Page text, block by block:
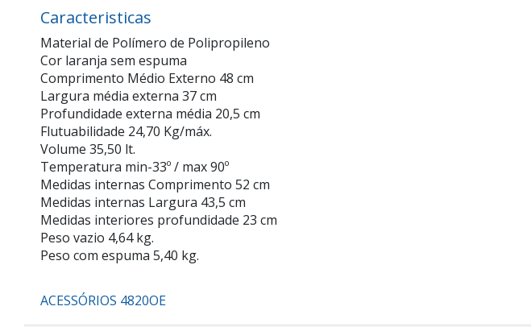
Caracteristicas
Material de Polímero de Polipropileno
Cor laranja sem espuma
Comprimento Médio Externo 48 cm
Largura média externa 37 cm
Profundidade externa média 20,5 cm
Flutuabilidade 24,70 Kg/máx.
Volume 35,50 lt.
Temperatura min-33º / max 90º
Medidas internas Comprimento 52 cm
Medidas internas Largura 43,5 cm
Medidas interiores profundidade 23 cm
Peso vazio 4,64 kg.
Peso com espuma 5,40 kg.
ACESSÓRIOS 4820OE